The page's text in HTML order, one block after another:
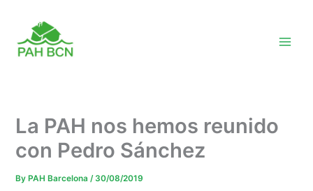
content
La PAH nos hemos reunido
con Pedro Sánchez
By PAH Barcelona/ 30/08/2019